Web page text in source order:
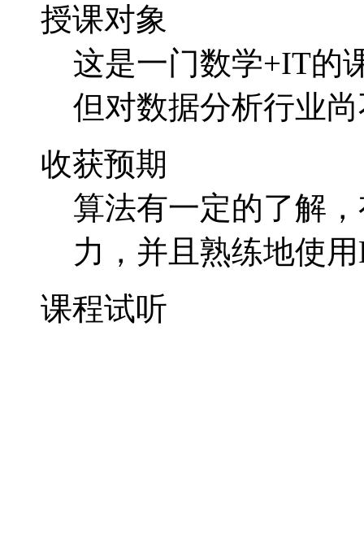
授课对象
这是一门数学+IT的
但对数据分析行业
收获预期
算法有一定的了解
力，并且熟练地使
课程试听